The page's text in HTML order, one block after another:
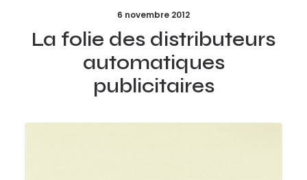
6 novembre 2012
La folie des distributeurs
automatiques
publicitaires